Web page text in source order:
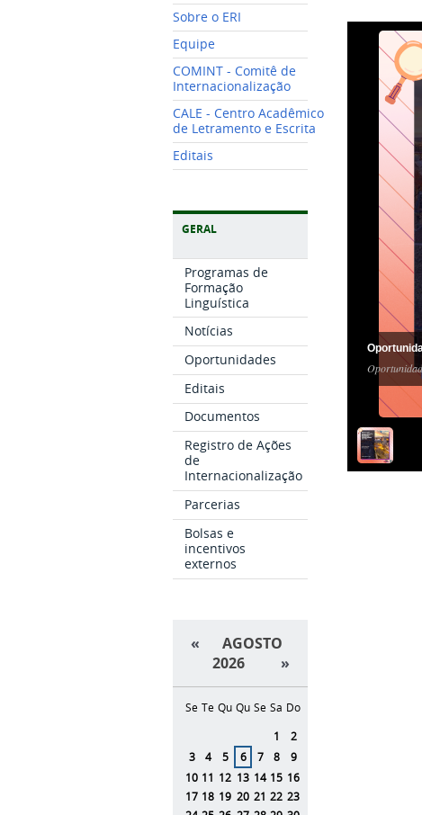
Sobre o ERI
Equipe
COMINT - Comitê de
Internacionalização
CALE - Centro Acadêmico
de Letramento e Escrita
Editais
GERAL
Programas de
Formação
Linguística
Notícias
Oportunidades
Editais
Documentos
Registro de Ações
de
Internacionalização
Parcerias
Bolsas e
incentivos
externos
«
AGOSTO
2026
»
Se Te Qu Qu Se Sa Do
1
2
3
4 5 6 7 8
9
10 11 12 13 14 15 16
17 18 19 20 21 22 23